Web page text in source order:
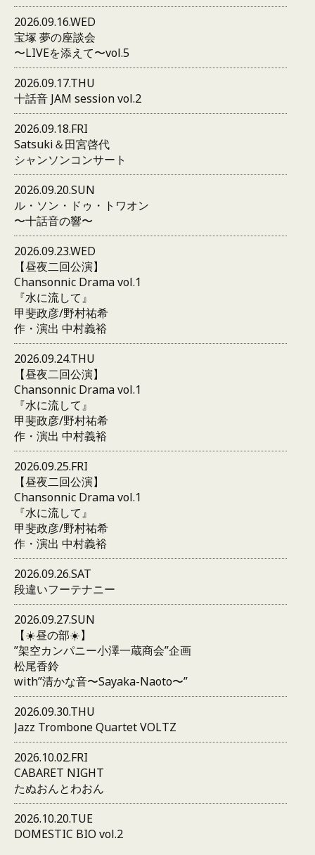
2026.09.16.WED
宝塚 夢の座談会
〜LIVEを添えて〜vol.5
2026.09.17.THU
十話音 JAM session vol.2
2026.09.18.FRI
Satsuki＆田宮啓代
シャンソンコンサート
2026.09.20.SUN
ル・ソン・ドゥ・トワオン
〜十話音の響〜
2026.09.23.WED
【昼夜二回公演】
Chansonnic Drama vol.1
『水に流して』
甲斐政彦/野村祐希
作・演出 中村義裕
2026.09.24.THU
【昼夜二回公演】
Chansonnic Drama vol.1
『水に流して』
甲斐政彦/野村祐希
作・演出 中村義裕
2026.09.25.FRI
【昼夜二回公演】
Chansonnic Drama vol.1
『水に流して』
甲斐政彦/野村祐希
作・演出 中村義裕
2026.09.26.SAT
段違いフーテナニー
2026.09.27.SUN
【☀️昼の部☀️】
”架空カンパニー小澤一蔵商会”企画
松尾香鈴
with”清かな音〜Sayaka-Naoto〜”
2026.09.30.THU
Jazz Trombone Quartet VOLTZ
2026.10.02.FRI
CABARET NIGHT
たぬおんとわおん
2026.10.20.TUE
DOMESTIC BIO vol.2